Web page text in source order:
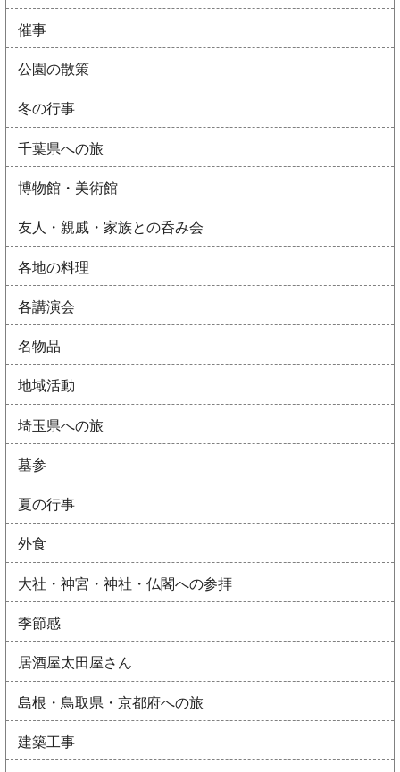
催事
公園の散策
冬の行事
千葉県への旅
博物館・美術館
友人・親戚・家族との呑み会
各地の料理
各講演会
名物品
地域活動
埼玉県への旅
墓参
夏の行事
外食
大社・神宮・神社・仏閣への参拝
季節感
居酒屋太田屋さん
島根・鳥取県・京都府への旅
建築工事